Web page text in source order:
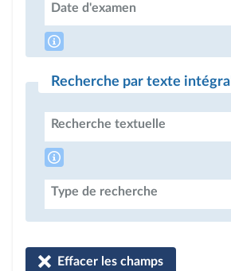
Date d'examen
Recherche par texte intégral
Recherche textuelle
Type de recherche
Effacer les champs